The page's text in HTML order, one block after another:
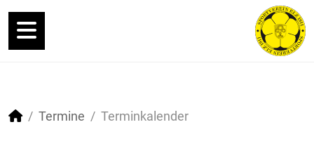
Termine Terminkalender